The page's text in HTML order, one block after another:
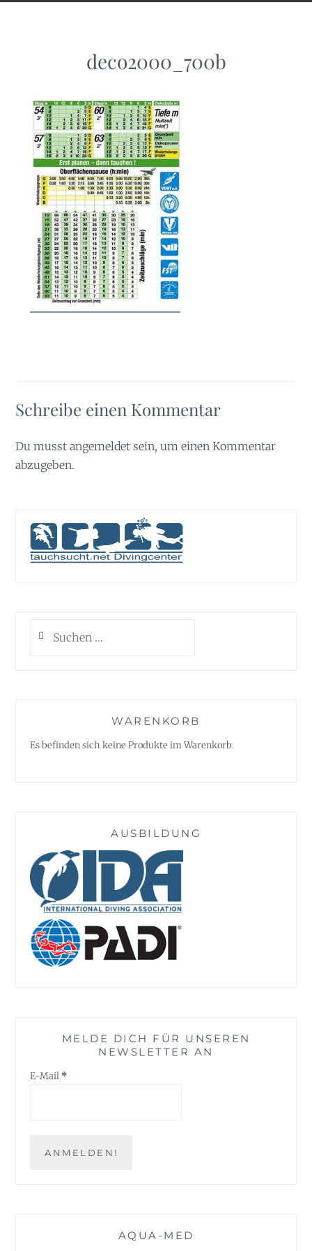
deco2000_700b
Schreibe einen Kommentar
Du musstangemeldet sein, um einen Kommentar
abzugeben.
nach:
WARENKORB
Es befinden sich keine Produkte im Warenkorb.
AUSBILDUNG
MELDE DICH FÜR UNSEREN
NEWSLETTER AN
E-Mail *
AQUA-MED